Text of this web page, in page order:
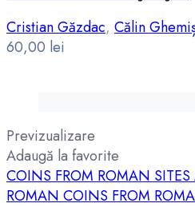
Cristian Găzdac, Călin
60,00 lei
Previzualizare
Adaugă la favorite
COINS FROM ROMAN
ROMAN COINS FROM